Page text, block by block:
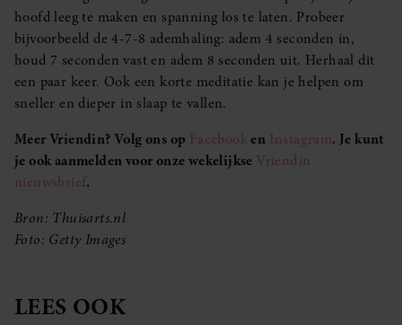
hoofd leeg te maken en spanning los te laten. Probeer
bijvoorbeeld de 4-7-8 ademhaling: adem 4 seconden in,
houd 7 seconden vast en adem 8 seconden uit. Herhaal dit
een paar keer. Ook een korte meditatie kan je helpen om
sneller en dieper in slaap te vallen.
Meer Vriendin? Volg ons op Facebooken Instagram. Je kunt
je ook aanmelden voor onze wekelijkse Vriendin
nieuwsbrief.
Bron: Thuisarts.nl
Foto: Getty Images
LEES OOK